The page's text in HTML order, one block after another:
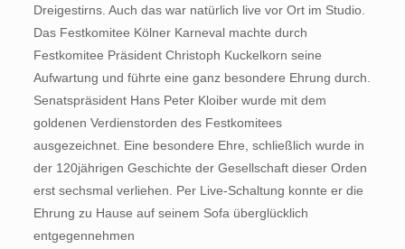
Dreigestirns. Auch das war natürlich live vor Ort im Studio.
Das Festkomitee Kölner Karneval machte durch
Festkomitee Präsident Christoph Kuckelkorn seine
Aufwartung und führte eine ganz besondere Ehrung durch.
Senatspräsident Hans Peter Kloiber wurde mit dem
goldenen Verdienstorden des Festkomitees
ausgezeichnet. Eine besondere Ehre, schließlich wurde in
der 120jährigen Geschichte der Gesellschaft dieser Orden
erst sechsmal verliehen. Per Live-Schaltung konnte er die
Ehrung zu Hause auf seinem Sofa überglücklich
entgegennehmen